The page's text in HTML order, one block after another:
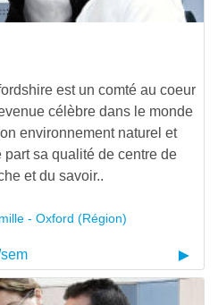
est un comté au coeur
célèbre dans le monde
environnement naturel et
sa qualité de centre de
et du savoir..
- Oxford (Région)